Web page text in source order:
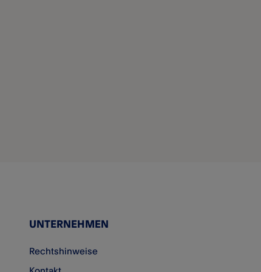
UNTERNEHMEN
Rechtshinweise